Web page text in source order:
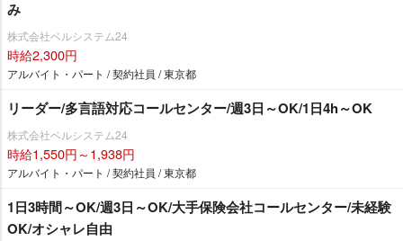
み
株式会社ベルシステム24
時給2,300円
アルバイト・パート / 契約社員 / 東京都
リーダー/多言語対応コールセンター/週3日～OK/1日4h～OK
株式会社ベルシステム24
時給1,550円～1,938円
アルバイト・パート / 契約社員 / 東京都
1日3時間～OK/週3日～OK/大手保険会社コールセンター/未経験
OK/オシャレ自由